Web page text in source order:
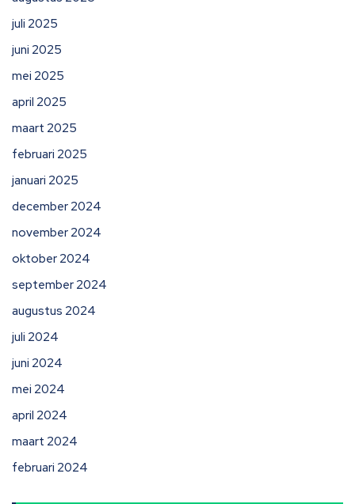
juli 2025
juni 2025
mei 2025
april 2025
maart 2025
februari 2025
januari 2025
december 2024
november 2024
oktober 2024
september 2024
augustus 2024
juli 2024
juni 2024
mei 2024
april 2024
maart 2024
februari 2024